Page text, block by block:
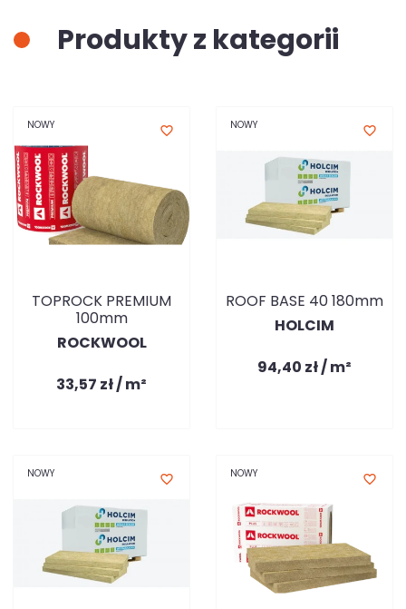
Produkty z kategorii
NOWY favorite_border
TOPROCK PREMIUM
100mm
ROCKWOOL
33,57 zł / m²
NOWY favorite_border
ROOF BASE 40 180mm
HOLCIM
94,40 zł / m²
NOWY favorite_border NOWY favorite_border